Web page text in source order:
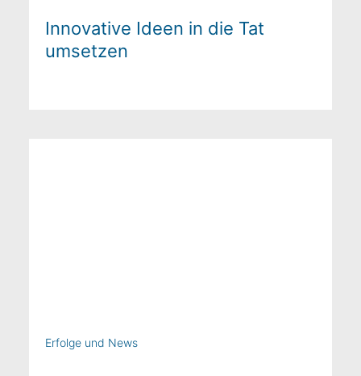
Innovative Ideen in die Tat
umsetzen
Erfolge und News